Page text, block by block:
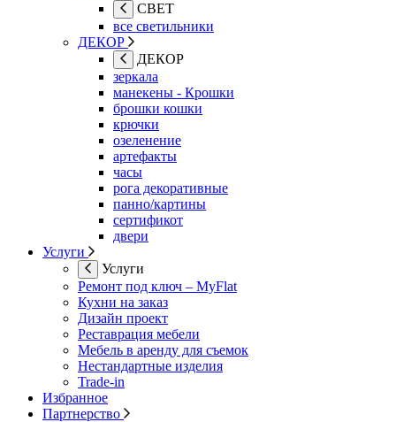
СВЕТ
все светильники
ДЕКОР
ДЕКОР
зеркала
манекены - Крошки
брошки кошки
крючки
озеленение
артефакты
часы
рога декоративные
панно/картины
сертификот
двери
Услуги
Услуги
Ремонт под ключ – MyFlat
Кухни на заказ
Дизайн проект
Реставрация мебели
Мебель в аренду для съемок
Нестандартные изделия
Trade-in
Избранное
Партнерство